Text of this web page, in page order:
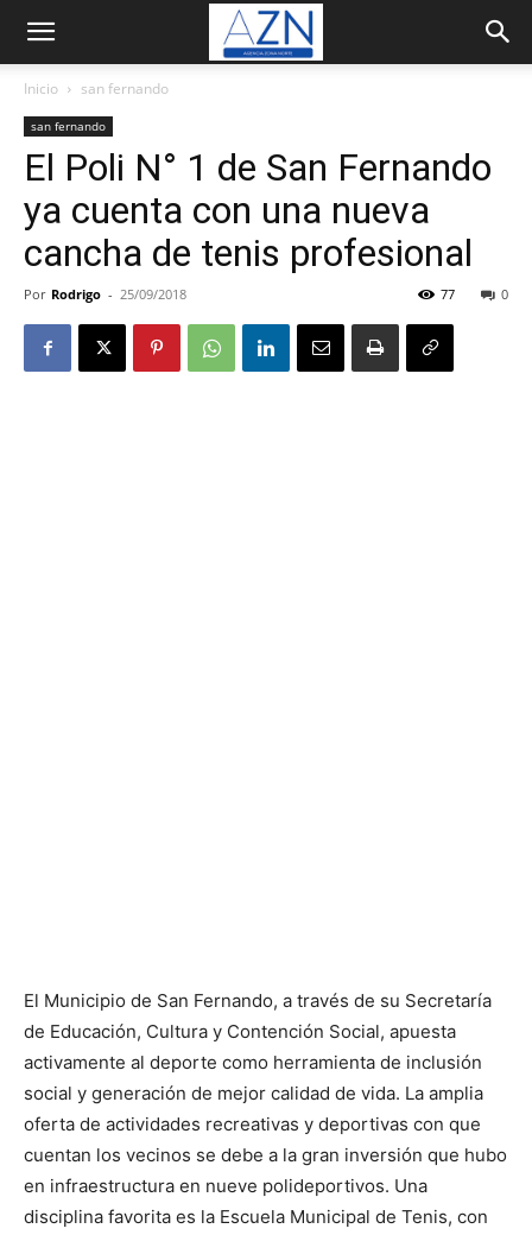
Inicio san fernando
san fernando
El Poli N° 1 de San Fernando
ya cuenta con una nueva
cancha de tenis profesional
Por Rodrigo - 25/09/2018 0
77
El Municipio de San Fernando, a través de su Secretaría
de Educación, Cultura y Contención Social, apuesta
activamente al deporte como herramienta de inclusión
social y generación de mejor calidad de vida. La amplia
oferta de actividades recreativas y deportivas con que
cuentan los vecinos se debe a la gran inversión que hubo
en infraestructura en nueve polideportivos. Una
disciplina favorita es la Escuela Municipal de Tenis, con